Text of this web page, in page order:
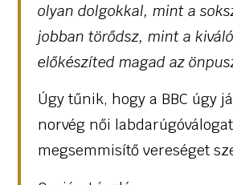
olyan dolgokkal, mint a
jobban törődsz, mint a
előkészíted magad az
Úgy tűnik, hogy a BBC úgy
norvég női
megsemmisítő vereséget